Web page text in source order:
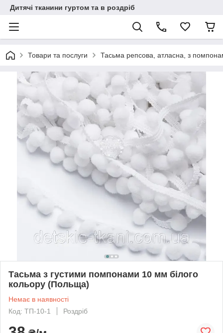
Дитячі тканини гуртом та в роздріб
Товари та послуги Тасьма репсова, атласна, з
Тасьма з густими помпонами 10 мм білого
кольору (Польща)
Немає в наявності
Код: ТП-10-1
Роздріб